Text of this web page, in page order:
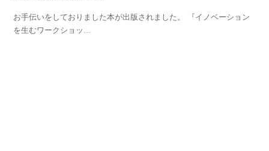
お手伝いをしておりました本が出版されました。 『イノベーション
を生むワークショッ ...